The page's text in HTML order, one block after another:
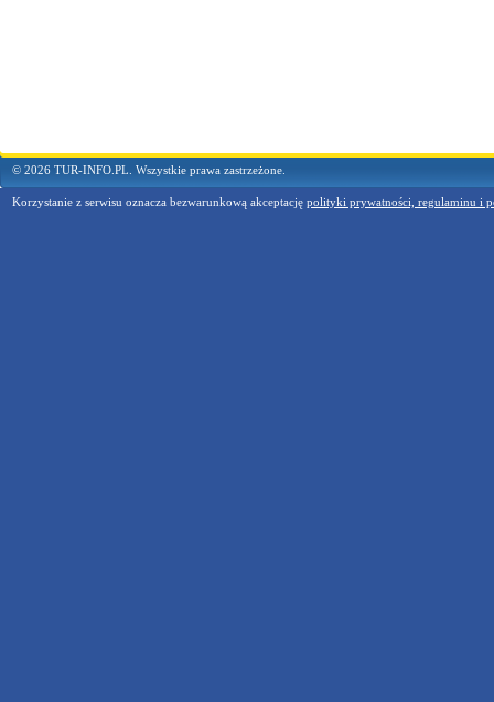
© 2026 TUR-INFO.PL. Wszystkie prawa zastrzeżone.
Korzystanie z serwisu oznacza bezwarunkową akceptację polityki prywatności, regulaminu i